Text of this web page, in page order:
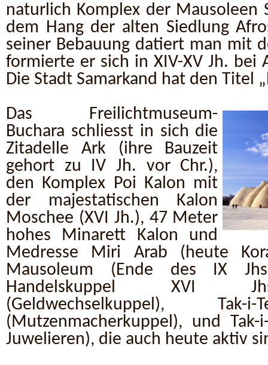
naturlich Komplex der Mausoleen
dem Hang der alten Siedlung
seiner Bebauung datiert man mit
formierte er sich in XIV-XV Jh. bei
Die Stadt Samarkand hat den Titel
Das Freilichtmuseum-
Buchara schliesst in sich die
Zitadelle Ark (ihre Bauzeit
gehort zu IV Jh. vor Chr.),
den Komplex Poi Kalon mit
der majestatischen Kalon
Moschee (XVI Jh.), 47 Meter
hohes Minarett Kalon und
Medresse Miri Arab (heute
Mausoleum (Ende des IX
Handelskuppel XVI
(Geldwechselkuppel), Tak-
(Mutzenmacherkuppel), und Tak-
Juwelieren), die auch heute aktiv